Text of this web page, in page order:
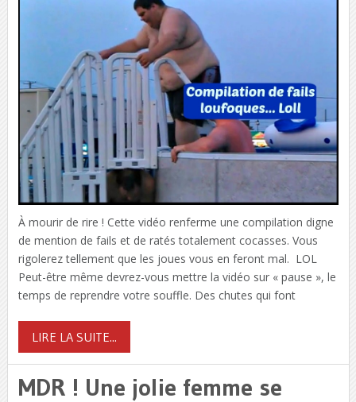
À mourir de rire ! Cette vidéo renferme une compilation digne
de mention de fails et de ratés totalement cocasses. Vous
rigolerez tellement que les joues vous en feront mal. LOL
Peut-être même devrez-vous mettre la vidéo sur « pause », le
temps de reprendre votre souffle. Des chutes qui font
LIRE LA SUITE...
MDR ! Une jolie femme se